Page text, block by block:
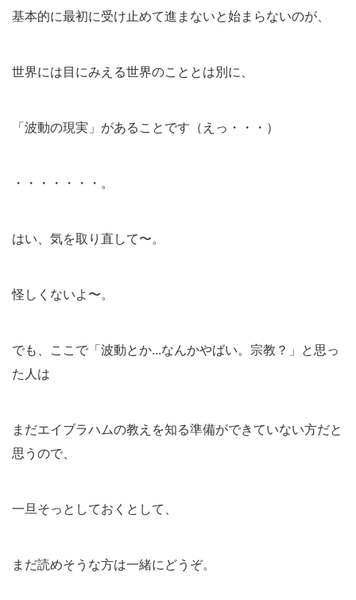
基本的に最初に受け止めて進まないと始まらないのが、
世界には目にみえる世界のこととは別に、
「波動の現実」があることです（えっ・・・）
・・・・・・・。
はい、気を取り直して〜。
怪しくないよ〜。
でも、ここで「波動とか...なんかやばい。宗教？」と思っ
た人は
まだエイブラハムの教えを知る準備ができていない方だと
思うので、
一旦そっとしておくとして、
まだ読めそうな方は一緒にどうぞ。